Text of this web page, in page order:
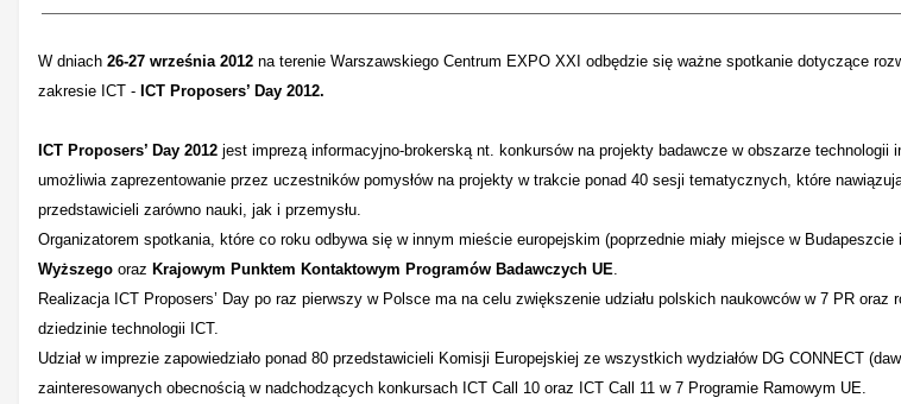
W dniach 26-27 września 2012 na terenie Warszawskiego Centrum EXPO XXI odbędzie się ważne spotkanie dotyczące
zakresie ICT - ICT Proposers’ Day 2012.
ICT Proposers’ Day 2012 jest imprezą informacyjno-brokerską nt. konkursów na projekty badawcze w obszarze
umożliwia zaprezentowanie przez uczestników pomysłów na projekty w trakcie ponad 40 sesji tematycznych, które
przedstawicieli zarówno nauki, jak i przemysłu.
Organizatorem spotkania, które co roku odbywa się w innym mieście europejskim (poprzednie miały miejsce w Budapeszcie
Wyższego oraz Krajowym Punktem Kontaktowym Programów Badawczych UE
Realizacja ICT Proposers’ Day po raz pierwszy w Polsce ma na celu zwiększenie udziału polskich naukowców w 7 PR
dziedzinie technologii ICT.
Udział w imprezie zapowiedziało ponad 80 przedstawicieli Komisji Europejskiej ze wszystkich wydziałów DG CONNECT
zainteresowanych obecnością w nadchodzących konkursach ICT Call 10 oraz ICT Call 11 w 7 Programie Ramowym UE.